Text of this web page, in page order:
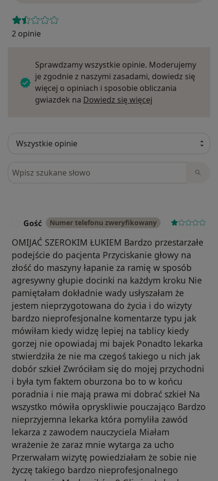
2 opinie
Sprawdzamy wszystkie opinie. Moderujemy
je zgodnie z naszymi zasadami, dowiedz się
więcej o opiniach i sposobie obliczania
gwiazdek na Dowiedz się więcej
Szukaj w opiniach
Gość Numer telefonu zweryfikowany
OMIJAĆ SZEROKIM ŁUKIEM Bardzo przestarzałe
podejście do pacjenta Przyciskanie głowy na
złość do maszyny łapanie za ramię w sposób
agresywny głupie docinki na każdym kroku Nie
pamiętałam dokładnie wady usłyszałam że
jestem nieprzygotowana do życia i do wizyty
bardzo nieprofesjonalne komentarze typu jak
mówiłam kiedy widzę lepiej na tablicy kiedy
gorzej nie opowiadaj mi bajek Ponadto lekarka
stwierdziła że nie ma czegoś takiego u nich jak
dobór szkieł Zwróciłam się do mojej przychodni
i była tym faktem oburzona bo to w końcu
poradnia i nie mają prawa mi dobrać szkieł Na
wszystko mówiła opryskliwie pouczająco Bardzo
nieprzyjemna lekarka która pomyliła zawód
lekarza z zawodem nauczyciela Miałam
wrażenie że zaraz mnie wytarga za ucho
Przerwałam wizytę powiedziałam że sobie nie
życzę takiego bardzo nieprofesjonalnego